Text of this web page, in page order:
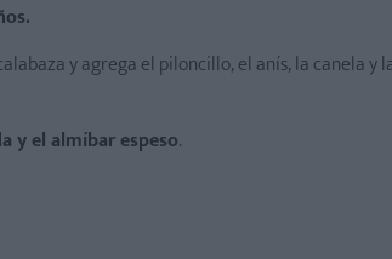
y agrega el piloncillo, el anís, la canela y
y el almíbar espeso.